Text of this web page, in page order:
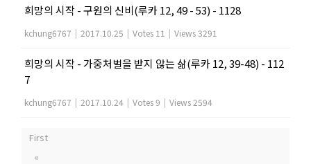
희망의 시작 - 구원의 신비(루카 12, 49 - 53) - 1128
kchung6767 | 2017.10.25 | Votes 11 | Views 3291
희망의 시작 - 가중처벌을 받지 않는 삶(루카 12, 39-48) - 112
7
kchung6767 | 2017.10.24 | Votes 9 | Views 2594
First
«